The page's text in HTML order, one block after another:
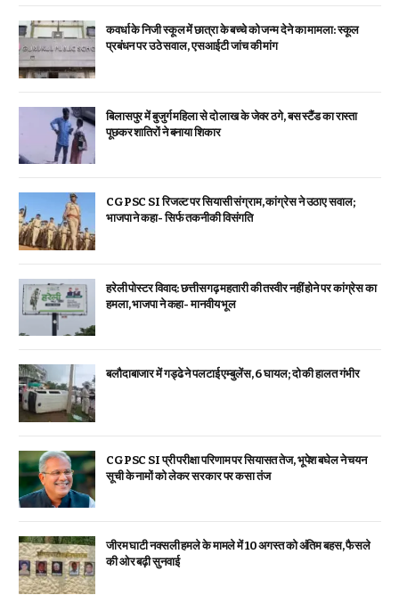
कवर्धा के निजी स्कूल में छात्रा के बच्चे को जन्म देने का मामला: स्कूल
प्रबंधन पर उठे सवाल, एसआईटी जांच की मांग
बिलासपुर में बुजुर्ग महिला से दो लाख के जेवर ठगे, बस स्टैंड का रास्ता
पूछकर शातिरों ने बनाया शिकार
CGPSC SI रिजल्ट पर सियासी संग्राम, कांग्रेस ने उठाए सवाल;
भाजपा ने कहा- सिर्फ तकनीकी विसंगति
हरेली पोस्टर विवाद: छत्तीसगढ़ महतारी की तस्वीर नहीं होने पर कांग्रेस का
हमला, भाजपा ने कहा- मानवीय भूल
बलौदाबाजार में गड्ढे ने पलटाई एम्बुलेंस, 6 घायल; दो की हालत गंभीर
CGPSC SI प्री परीक्षा परिणाम पर सियासत तेज, भूपेश बघेल ने चयन
सूची के नामों को लेकर सरकार पर कसा तंज
जीरम घाटी नक्सली हमले के मामले में 10 अगस्त को अंतिम बहस, फैसले
की ओर बढ़ी सुनवाई